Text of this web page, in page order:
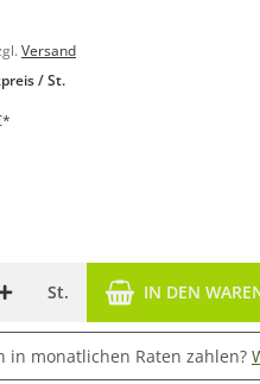
Versand
/ St.
*
St. IN DEN
in monatlichen Raten zahlen?